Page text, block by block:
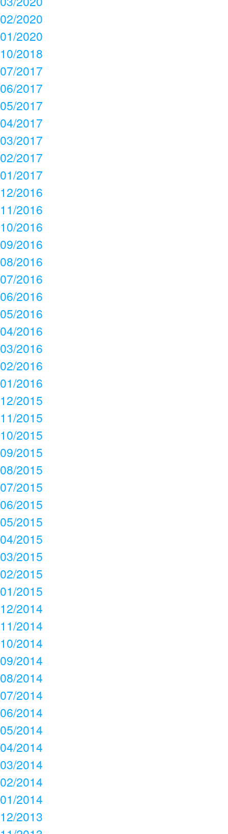
02/2020
01/2020
10/2018
07/2017
06/2017
05/2017
04/2017
03/2017
02/2017
01/2017
12/2016
11/2016
10/2016
09/2016
08/2016
07/2016
06/2016
05/2016
04/2016
03/2016
02/2016
01/2016
12/2015
11/2015
10/2015
09/2015
08/2015
07/2015
06/2015
05/2015
04/2015
03/2015
02/2015
01/2015
12/2014
11/2014
10/2014
09/2014
08/2014
07/2014
06/2014
05/2014
04/2014
03/2014
02/2014
01/2014
12/2013